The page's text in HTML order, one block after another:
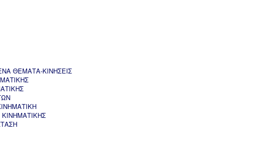
ΘΕΜΑΤΑ-ΚΙΝΗΣΕΙΣ